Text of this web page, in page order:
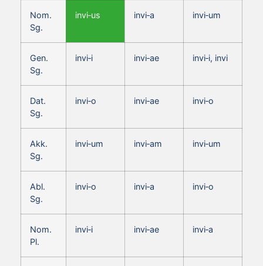
Nom.
Sg.
invi‑us invi‑a invi‑um
Gen.
Sg.
invi‑i invi‑ae invi‑i, invi
Dat.
Sg.
invi‑o invi‑ae invi‑o
Akk.
Sg.
invi‑um invi‑am invi‑um
Abl.
Sg.
invi‑o invi‑a invi‑o
Nom.
Pl.
invi‑i invi‑ae invi‑a